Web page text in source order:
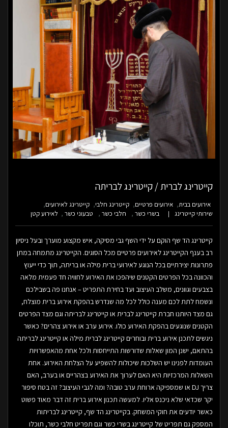
קייטרינג לברית / קייטרינג לבריתה
אירועים בבית אירועים פרטיים קייטרינג חלבי
קייטרינג לאירועים
שירותי קייטרינג
בשרי כשר חלבי כשר טבעוני כשר לאירוע קטן
קייטרינג הד שף הוקם על ידי השף גבי מסיקה, איש מקצוע מוערך ובעל ניסיון
רב בענף הקייטרינג לאירועים פרטיים מכל הסוגים. הקייטרינג מתמחה במתן
פתרונות יצירתיים בכל הנוגע לאירועי ברית מילה או בריתה, תוך כדי ייעוץ
והכוונה בכל הפרטים הקטנים שיהפכו את האירוע לחוויה חד פעמית מלאה
בצבעים וגוונים, משלב העיצוב ועד בחירת התפריט – אנחנו פה בשבילכם
ונשמח לתת לכם מענה כולל לכל מה שנדרש בהפקת אירוע ברית מוצלח,
גם מצד היותנו חברת קייטרינג לברית או קייטרינג לבריתה וגם מצד הפרטים
הקטנים שנוגעים בהפקת האירוע כולו. אירוע ערב או אירוע צהרים? כאשר
ניגשים לתכנן אירוע ברית ובוחרים קייטרינג לברית מילה או קייטרינג לבריתה
בהתאם, ישנן המון שאלות שדורשות התייחסות ולכל אחת מהאפשרויות
העומדות לפנינו יש השלכות שיכולות להשפיע על הצלחת האירוע. אחת
השאלות המרכזיות היא האם לערוך את האירוע בצהריים או בערב, האם
צריך DJ או שמספיקה ארוחת ערב טובה? ומה לגבי העיצוב? זה בטח סיפור
יקר שכדאי שלא ניכנס אליו. למעשה תכנון אירוע ברית זה דבר מאוד פשוט
כאשר יודעים את חוקי המשחק. בקייטרינג הד שף, קייטרינג לבריתות
המספק גם תפריט של קייטרינג בשרי כשר וגם תפריט חלבי כשר, תוכלו